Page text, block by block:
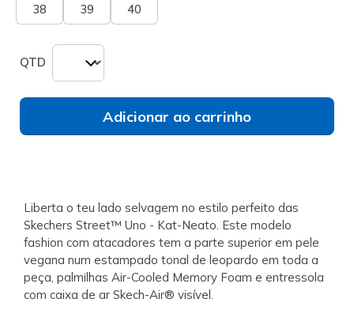
38 39 40
QTD
Adicionar ao carrinho
Liberta o teu lado selvagem no estilo perfeito das
Skechers Street™ Uno - Kat-Neato. Este modelo
fashion com atacadores tem a parte superior em pele
vegana num estampado tonal de leopardo em toda a
peça, palmilhas Air-Cooled Memory Foam e entressola
com caixa de ar Skech-Air® visível.